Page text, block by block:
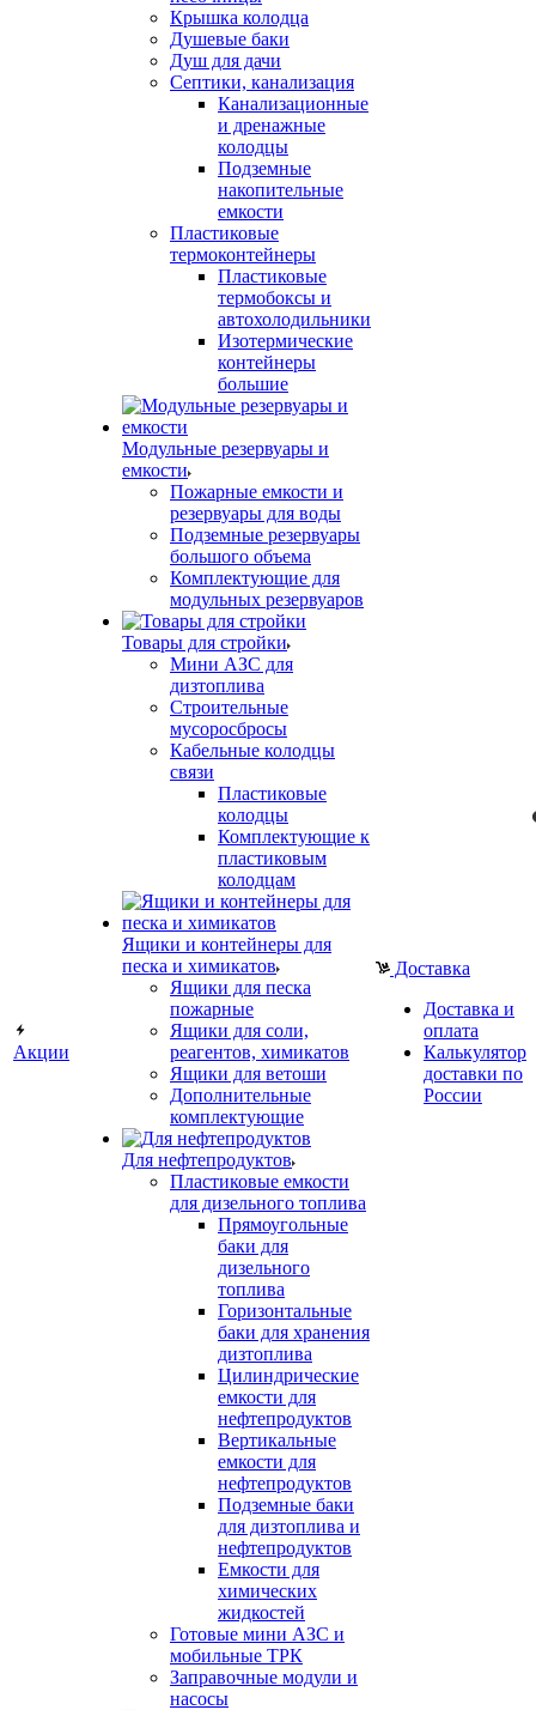
Акции
Крышка колодца
Душевые баки
Душ для дачи
Септики, канализация
Канализационные
и дренажные
колодцы
Подземные
накопительные
емкости
Пластиковые
термоконтейнеры
Пластиковые
термобоксы и
автохолодильники
Изотермические
контейнеры
большие
Модульные резервуары и
емкости
Пожарные емкости и
резервуары для воды
Подземные резервуары
большого объема
Комплектующие для
модульных резервуаров
Товары для стройки
Мини АЗС для
дизтоплива
Строительные
мусоросбросы
Кабельные колодцы
связи
Пластиковые
колодцы
Комплектующие к
пластиковым
колодцам
Ящики и контейнеры для
песка и химикатов
Ящики для песка
пожарные
Ящики для соли,
реагентов, химикатов
Ящики для ветоши
Дополнительные
комплектующие
Для нефтепродуктов
Пластиковые емкости
для дизельного топлива
Прямоугольные
баки для
дизельного
топлива
Горизонтальные
баки для хранения
дизтоплива
Цилиндрические
емкости для
нефтепродуктов
Вертикальные
емкости для
нефтепродуктов
Подземные баки
для дизтоплива и
нефтепродуктов
Емкости для
химических
жидкостей
Готовые мини АЗС и
мобильные ТРК
Заправочные модули и
насосы
Доставка
Доставка и
оплата
Калькулятор
доставки по
России